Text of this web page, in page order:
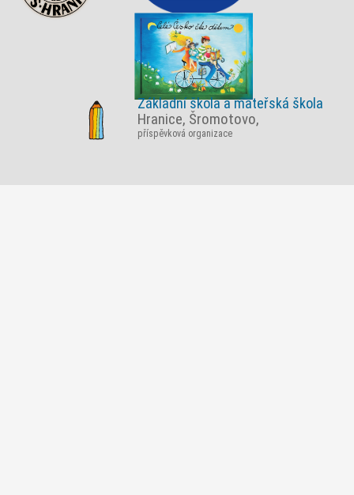
Základní škola a mateřská škola
Hranice, Šromotovo,
příspěvková organizace